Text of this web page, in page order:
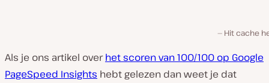
Hit cache
Als je ons artikel overhet scoren van 100/100 op Google
PageSpeed Insights hebt gelezen dan weet je dat